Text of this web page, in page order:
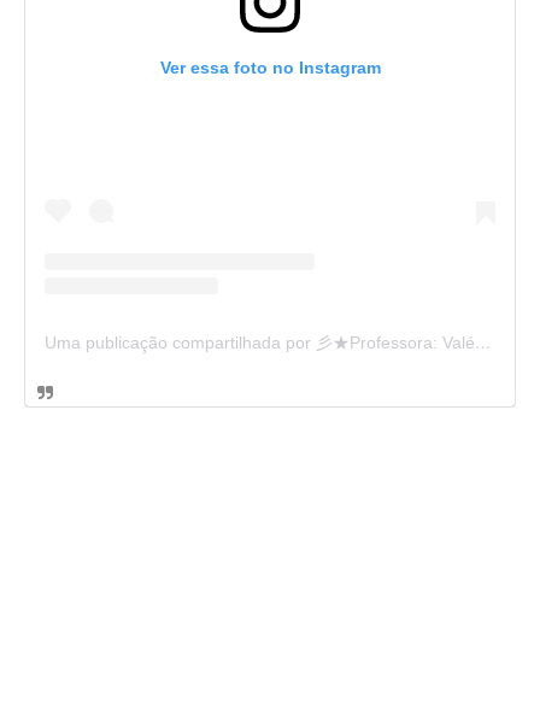
Ver essa foto no Instagram
Uma publicação compartilhada por 彡★Professora: Valéria·.¸¸.· (@ensinandocomcarinho)